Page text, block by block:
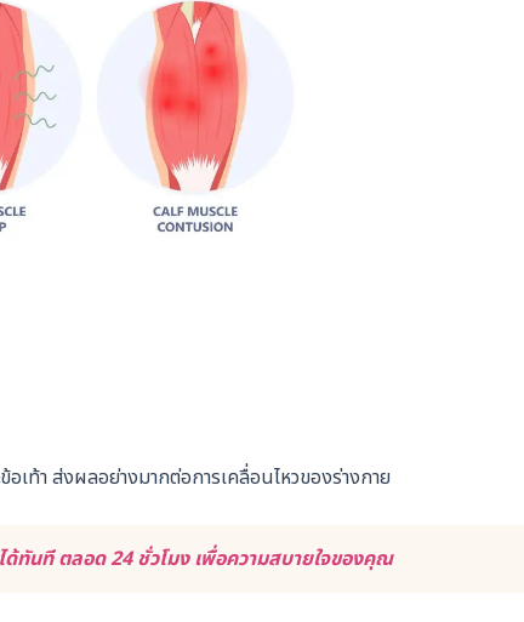
เท้า ส่งผลอย่างมากต่อการเคลื่อนไหวของร่างกาย
ทันที ตลอด 24 ชั่วโมง เพื่อความสบายใจของคุณ